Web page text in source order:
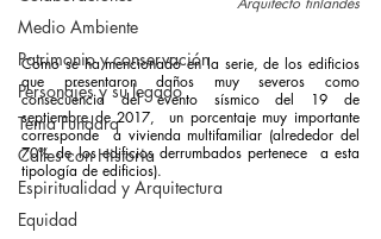
Medio Ambiente
Patrimonio y conservación
Personajes y su legado
Tema Fundarq
Calles con Historia
Espiritualidad y Arquitectura
Equidad
Como se ha mencionado en la serie, de los edificios
que presentaron daños muy severos como
consecuencia del evento sísmico del 19 de
septiembre de 2017,  un porcentaje muy importante
corresponde  a vivienda multifamiliar (alrededor del
70% de los edificios derrumbados pertenece  a esta
tipología de edificios).